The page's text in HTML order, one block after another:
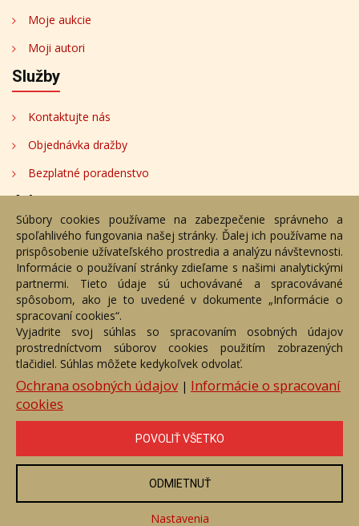
Moje aukcie
Moji autori
Služby
Kontaktujte nás
Objednávka dražby
Bezplatné poradenstvo
Adresa
Nižný Hrušov 333, 094 22, Slovenská republika
+421 905 356 921
+421 905 959 101
dartesro@dartesro.sk
Hlavná stránka Aukčný katalóg
Objednávka dražby
Termíny aukcií
Online Aukcia
DARTE AUKČNÁ SPOLOČNOSŤ s.r.o. © 2007 - 2026
Akékoľvek používanie obrazových a textových súčastí tejto stránky je
podmienené výslovným súhlasom jej vlastníka. Všetky práva sú
vyhradené.
Súbory cookies používame na zabezpečenie správneho a
spoľahlivého fungovania našej stránky. Ďalej ich používame na
prispôsobenie užívateľského prostredia a analýzu návštevnosti.
Informácie o používaní stránky zdieľame s našimi analytickými
partnermi. Tieto údaje sú uchovávané a spracovávané
spôsobom, ako je to uvedené v dokumente „Informácie o
spracovaní cookies“.
Vyjadrite svoj súhlas so spracovaním osobných údajov
prostredníctvom súborov cookies použitím zobrazených
tlačidiel. Súhlas môžete kedykoľvek odvolať.
Ochrana osobných údajov| Informácie o spracovaní
cookies
POVOLIŤ VŠETKO
ODMIETNUŤ
Nastavenia